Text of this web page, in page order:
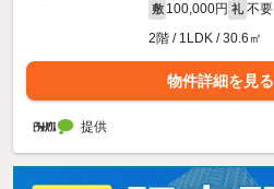
敷 100,000円 礼 不要
2階 / 1LDK / 30.6㎡
物件詳細を見る
提供